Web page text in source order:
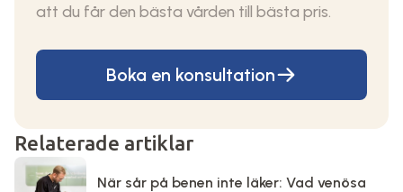
att du får den bästa vården till bästa pris.
Boka en konsultation
Relaterade artiklar
När sår på benen inte läker: Vad venösa